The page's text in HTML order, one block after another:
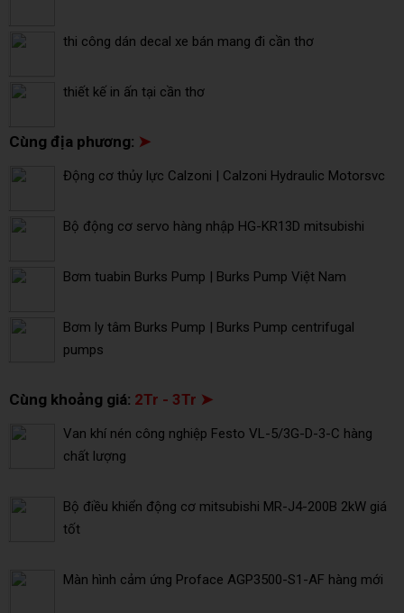
thi công dán decal xe bán mang đi cần thơ
thiết kế in ấn tại cần thơ
Cùng địa phương: ➤
Động cơ thủy lực Calzoni | Calzoni Hydraulic Motorsvc
Bộ động cơ servo hàng nhập HG-KR13D mitsubishi
Bơm tuabin Burks Pump | Burks Pump Việt Nam
Bơm ly tâm Burks Pump | Burks Pump centrifugal
pumps
Cùng khoảng giá: 2Tr - 3Tr ➤
Van khí nén công nghiệp Festo VL-5/3G-D-3-C hàng
chất lượng
Bộ điều khiển động cơ mitsubishi MR-J4-200B 2kW giá
tốt
Màn hình cảm ứng Proface AGP3500-S1-AF hàng mới